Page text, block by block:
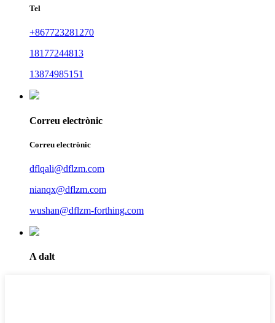
Tel
+867723281270
18177244813
13874985151
Correu electrònic
Correu electrònic
dflqali@dflzm.com
nianqx@dflzm.com
wushan@dflzm-forthing.com
A dalt